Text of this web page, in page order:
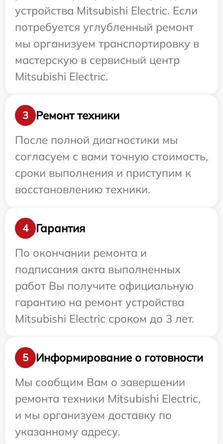
устройства Mitsubishi Electric. Если
потребуется углубленный ремонт
мы организуем транспортировку в
мастерскую в сервисный центр
Mitsubishi Electric.
3
Ремонт техники
После полной диагностики мы
согласуем с вами точную стоимость,
сроки выполнения и приступим к
восстановлению техники.
4
Гарантия
По окончании ремонта и
подписания акта выполненных
работ Вы получите официальную
гарантию на ремонт устройства
Mitsubishi Electric сроком до 3 лет.
5
Информирование о готовности
Мы сообщим Вам о завершении
ремонта техники Mitsubishi Electric,
и мы организуем доставку по
указанному адресу.